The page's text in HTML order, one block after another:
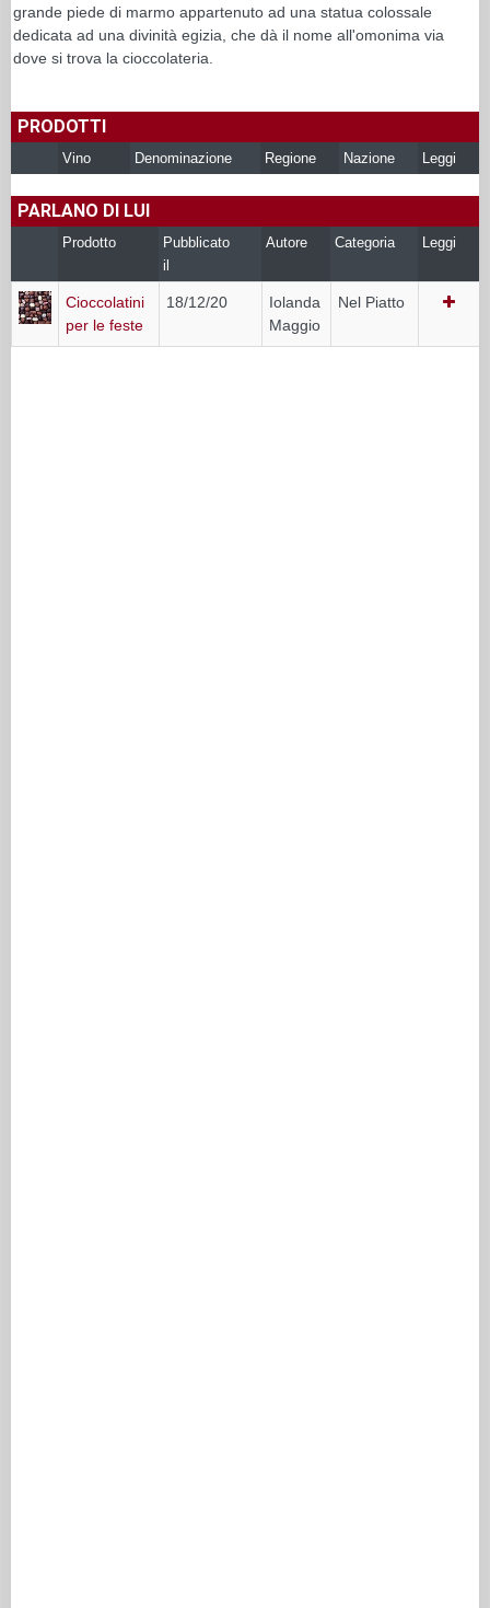
grande piede di marmo appartenuto ad una statua colossale
dedicata ad una divinità egizia, che dà il nome all'omonima via
dove si trova la cioccolateria.
PRODOTTI
Vino Denominazione Regione Nazione Leggi
PARLANO DI LUI
Prodotto
Pubblicato
il
Autore Categoria Leggi
Cioccolatini
per le feste
18/12/20
Iolanda
Maggio
Nel Piatto